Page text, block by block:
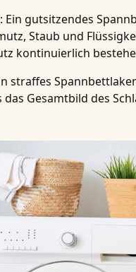
: Ein gutsitzendes
Staub und
kontinuierlich
straffes
das Gesamtbild des